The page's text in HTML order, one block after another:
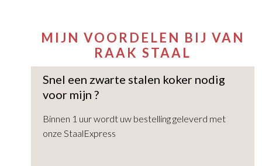
MIJN VOORDELEN BIJ VAN
RAAK STAAL
Snel een zwarte stalen koker nodig
voor mijn?
Binnen 1 uur wordt uw bestelling geleverd met
onze StaalExpress